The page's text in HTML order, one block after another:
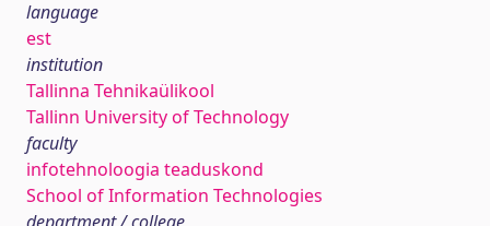
language
est
institution
Tallinna Tehnikaülikool
Tallinn University of Technology
faculty
infotehnoloogia teaduskond
School of Information Technologies